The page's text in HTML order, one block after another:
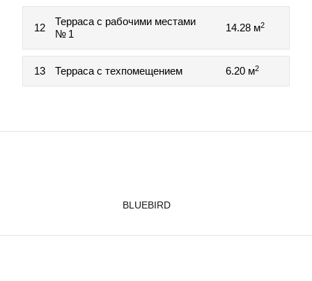
12
Терраса с рабочими местами
№ 1
14.28 м2
13 Терраса с техпомещением 6.20 м2
BLUEBIRD